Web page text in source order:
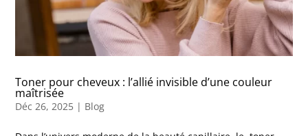
Toner pour cheveux : l’allié invisible d’une couleur
maîtrisée
Déc 26, 2025 | Blog